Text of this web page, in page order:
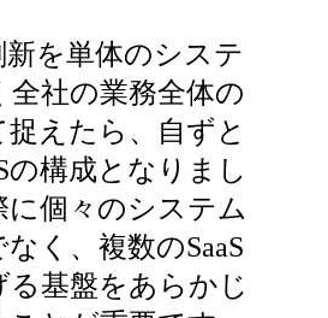
を単体のシステ
全社の業務全体の
えたら、自ずと
の構成となりまし
に個々のシステム
く、複数のSaaS
る基盤をあらかじ